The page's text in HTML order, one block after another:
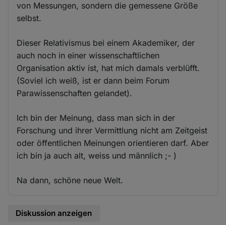
von Messungen, sondern die gemessene Größe
selbst.
Dieser Relativismus bei einem Akademiker, der
auch noch in einer wissenschaftlichen
Organisation aktiv ist, hat mich damals verblüfft.
(Soviel ich weiß, ist er dann beim Forum
Parawissenschaften gelandet).
Ich bin der Meinung, dass man sich in der
Forschung und ihrer Vermittlung nicht am Zeitgeist
oder öffentlichen Meinungen orientieren darf. Aber
ich bin ja auch alt, weiss und männlich ;- )
Na dann, schöne neue Welt.
Diskussion anzeigen